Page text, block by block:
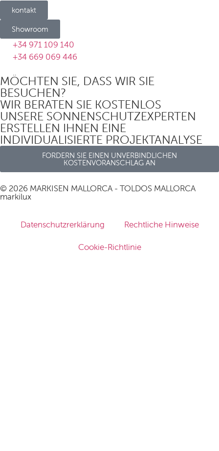
kontakt
Showroom
+34 971 109 140
+34 669 069 446
MÖCHTEN SIE, DASS WIR SIE
BESUCHEN?
WIR BERATEN SIE KOSTENLOS
UNSERE SONNENSCHUTZEXPERTEN
ERSTELLEN IHNEN EINE
INDIVIDUALISIERTE PROJEKTANALYSE
FORDERN SIE EINEN UNVERBINDLICHEN
KOSTENVORANSCHLAG AN
© 2026 MARKISEN MALLORCA - TOLDOS MALLORCA
markilux
Datenschutzrerklärung Rechtliche Hinweise
Cookie-Richtlinie